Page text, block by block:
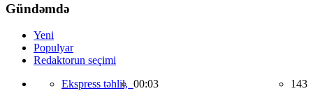
Gündəmdə
Yeni
Populyar
Redaktorun seçimi
Ekspress təhlil, 00:03 143